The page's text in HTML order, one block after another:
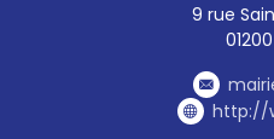
9 rue
http://